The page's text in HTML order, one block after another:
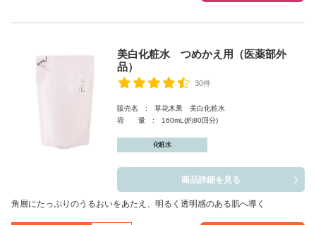
美白化粧水 つめかえ用（医薬部外
品）
30件
販売名 : 草花木果 美白化粧水
容 量 : 160mL(約80回分)
化粧水
商品詳細を見る
角層にたっぷりのうるおいをあたえ、明るく透明感のある肌へ導く